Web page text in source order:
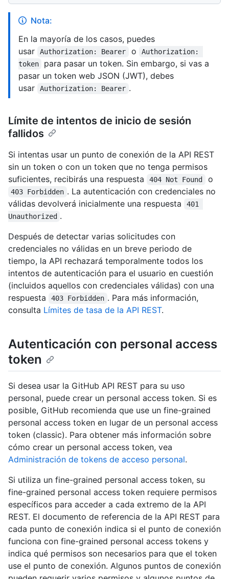
Nota:
En la mayoría de los casos, puedes
usar
Authorization: Bearer o
Authorization:
token
para pasar un token. Sin embargo, si vas a
pasar un token web JSON (JWT), debes
usar
Authorization: Bearer .
Límite de intentos de inicio de sesión
fallidos
Si intentas usar un punto de conexión de la API REST
sin un token o con un token que no tenga permisos
suficientes, recibirás una respuesta
404 Not Found o
403 Forbidden . La autenticación con credenciales no
válidas devolverá inicialmente una respuesta
401
Unauthorized .
Después de detectar varias solicitudes con
credenciales no válidas en un breve periodo de
tiempo, la API rechazará temporalmente todos los
intentos de autenticación para el usuario en cuestión
(incluidos aquellos con credenciales válidas) con una
respuesta
403 Forbidden . Para más información,
consulta Límites de tasa de la API REST.
Autenticación con personal access
token
Si desea usar la GitHub API REST para su uso
personal, puede crear un personal access token. Si es
posible, GitHub recomienda que use un fine-grained
personal access token en lugar de un personal access
token (classic). Para obtener más información sobre
cómo crear un personal access token, vea
Administración de tokens de acceso personal.
Si utiliza un fine-grained personal access token, su
fine-grained personal access token requiere permisos
específicos para acceder a cada extremo de la API
REST. El documento de referencia de la API REST para
cada punto de conexión indica si el punto de conexión
funciona con fine-grained personal access tokens y
indica qué permisos son necesarios para que el token
use el punto de conexión. Algunos puntos de conexión